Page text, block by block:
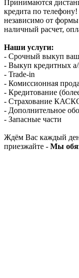
Принимаются
кредита по
независимо от
наличный расчет,
Наши услуги:
- Срочный выкуп
- Выкуп кредитных
- Trade-in
- Комиссионная
- Кредитование
- Страхование
- Дополнительное
- Запасные части
Ждём Вас каждый
приезжайте - Мы